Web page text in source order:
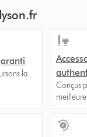
la
Conçus